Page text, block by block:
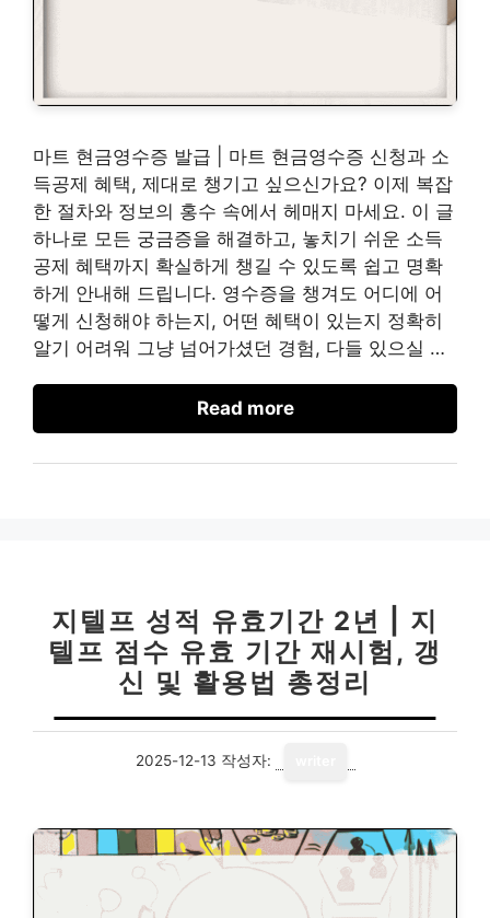
마트 현금영수증 발급 | 마트 현금영수증 신청과 소
득공제 혜택, 제대로 챙기고 싶으신가요? 이제 복잡
한 절차와 정보의 홍수 속에서 헤매지 마세요. 이 글
하나로 모든 궁금증을 해결하고, 놓치기 쉬운 소득
공제 혜택까지 확실하게 챙길 수 있도록 쉽고 명확
하게 안내해 드립니다. 영수증을 챙겨도 어디에 어
떻게 신청해야 하는지, 어떤 혜택이 있는지 정확히
알기 어려워 그냥 넘어가셨던 경험, 다들 있으실 …
Read more
지텔프 성적 유효기간 2년 | 지
텔프 점수 유효 기간 재시험, 갱
신 및 활용법 총정리
2025-12-13 작성자: